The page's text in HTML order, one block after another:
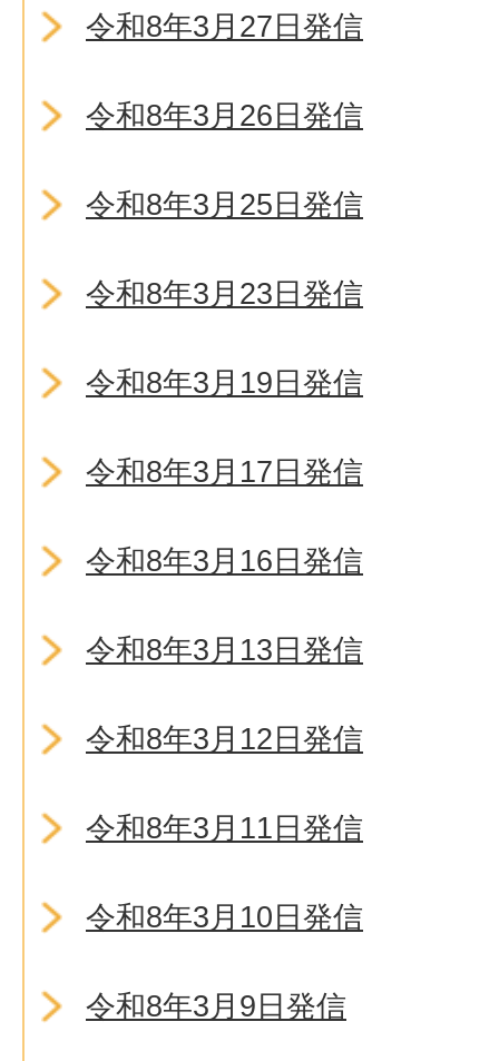
令和8年3月27日発信
令和8年3月26日発信
令和8年3月25日発信
令和8年3月23日発信
令和8年3月19日発信
令和8年3月17日発信
令和8年3月16日発信
令和8年3月13日発信
令和8年3月12日発信
令和8年3月11日発信
令和8年3月10日発信
令和8年3月9日発信